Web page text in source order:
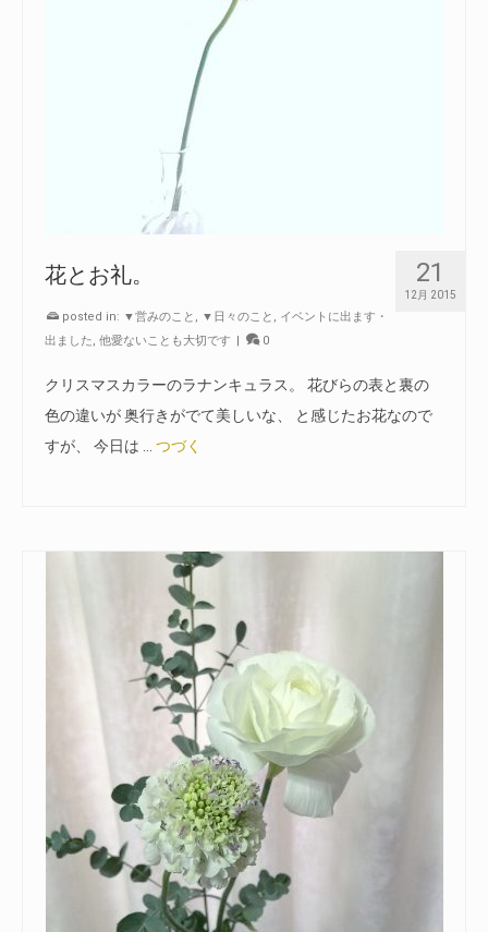
21
12月 2015
花とお礼。
posted in: ▼営みのこと , ▼日々のこと , イベントに出ます・
出ました, 他愛ないことも大切です | 0
クリスマスカラーのラナンキュラス。 花びらの表と裏の
色の違いが 奥行きがでて美しいな、 と感じたお花なので
すが、 今日は … つづく